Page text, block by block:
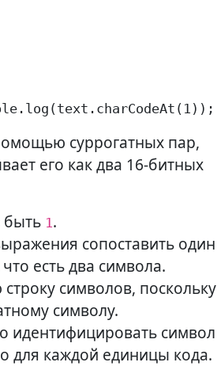
суррогатных пар,
его как два 16-битных
быть 1.
сопоставить один
есть два символа.
символов,
символу.
идентифицировать
для каждой единицы кода.